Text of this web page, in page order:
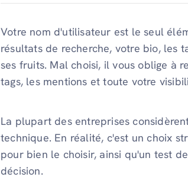
Votre nom d'utilisateur est le seul
résultats de recherche, votre bio, les
ses fruits. Mal choisi, il vous oblige à
tags, les mentions et toute votre
La plupart des entreprises
technique. En réalité, c'est un choix
pour bien le choisir, ainsi qu'un test
décision.